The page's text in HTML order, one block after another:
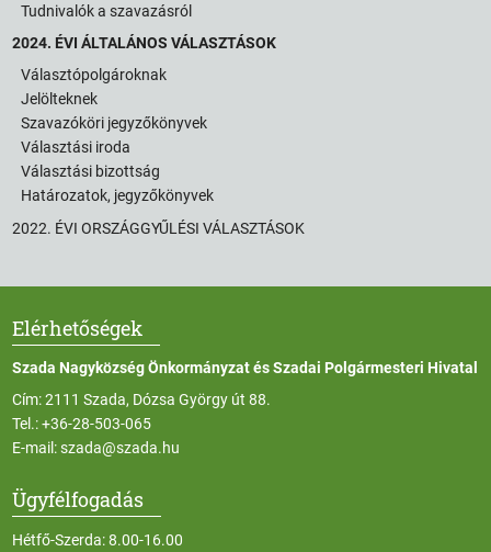
Tudnivalók a szavazásról
2024. ÉVI ÁLTALÁNOS VÁLASZTÁSOK
Választópolgároknak
Jelölteknek
Szavazóköri jegyzőkönyvek
Választási iroda
Választási bizottság
Határozatok, jegyzőkönyvek
2022. ÉVI ORSZÁGGYŰLÉSI VÁLASZTÁSOK
Elérhetőségek
Szada Nagyközség Önkormányzat és Szadai Polgármesteri Hivatal
Cím: 2111 Szada, Dózsa György út 88.
Tel.:+36-28-503-065
E-mail:szada@szada.hu
Ügyfélfogadás
Hétfő-Szerda: 8.00-16.00